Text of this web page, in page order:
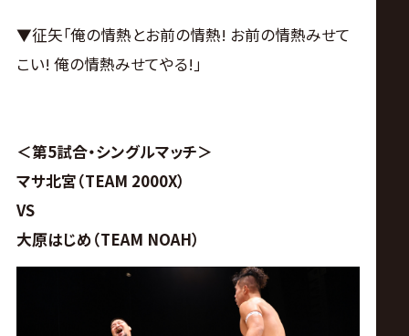
▼征矢｢俺の情熱とお前の情熱! お前の情熱みせて
こい! 俺の情熱みせてやる!｣
＜第5試合・シングルマッチ＞
マサ北宮（TEAM 2000X）
VS
大原はじめ（TEAM NOAH）